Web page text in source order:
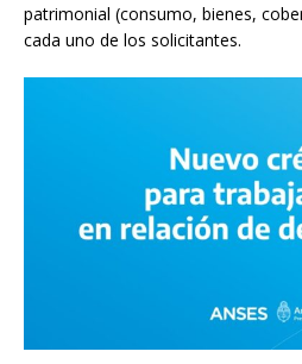
patrimonial (consumo, bienes,
cada uno de los solicitantes.